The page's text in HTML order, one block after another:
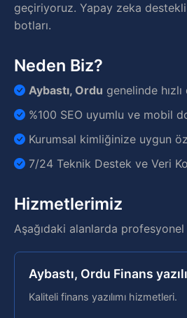
geçiriyoruz. Yapay zeka
botları.
Neden Biz?
Aybastı, Ordu genelinde
%100 SEO uyumlu ve mobil
Kurumsal kimliğinize uygun
7/24 Teknik Destek ve Veri
Hizmetlerimiz
Aşağıdaki alanlarda
Aybastı, Ordu Finans
Kaliteli finans yazılımı hizmetleri.